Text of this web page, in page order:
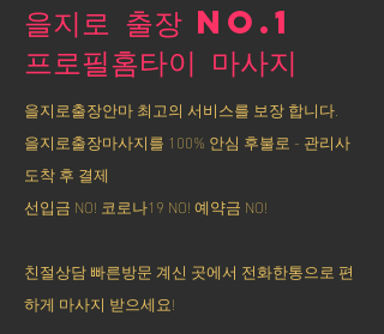
을지로 출장 NO.1
​프로필홈타이 마사지
을지로출장안마 최고의 서비스를 보장 합니다.
을지로출장마사지를 100% 안심 후불로 - 관리사
도착 후 결제
선입금 NO! 코로나19 NO! 예약금 NO!
친절상담 빠른방문 계신 곳에서 전화한통으로 편
하게 마사지 받으세요!